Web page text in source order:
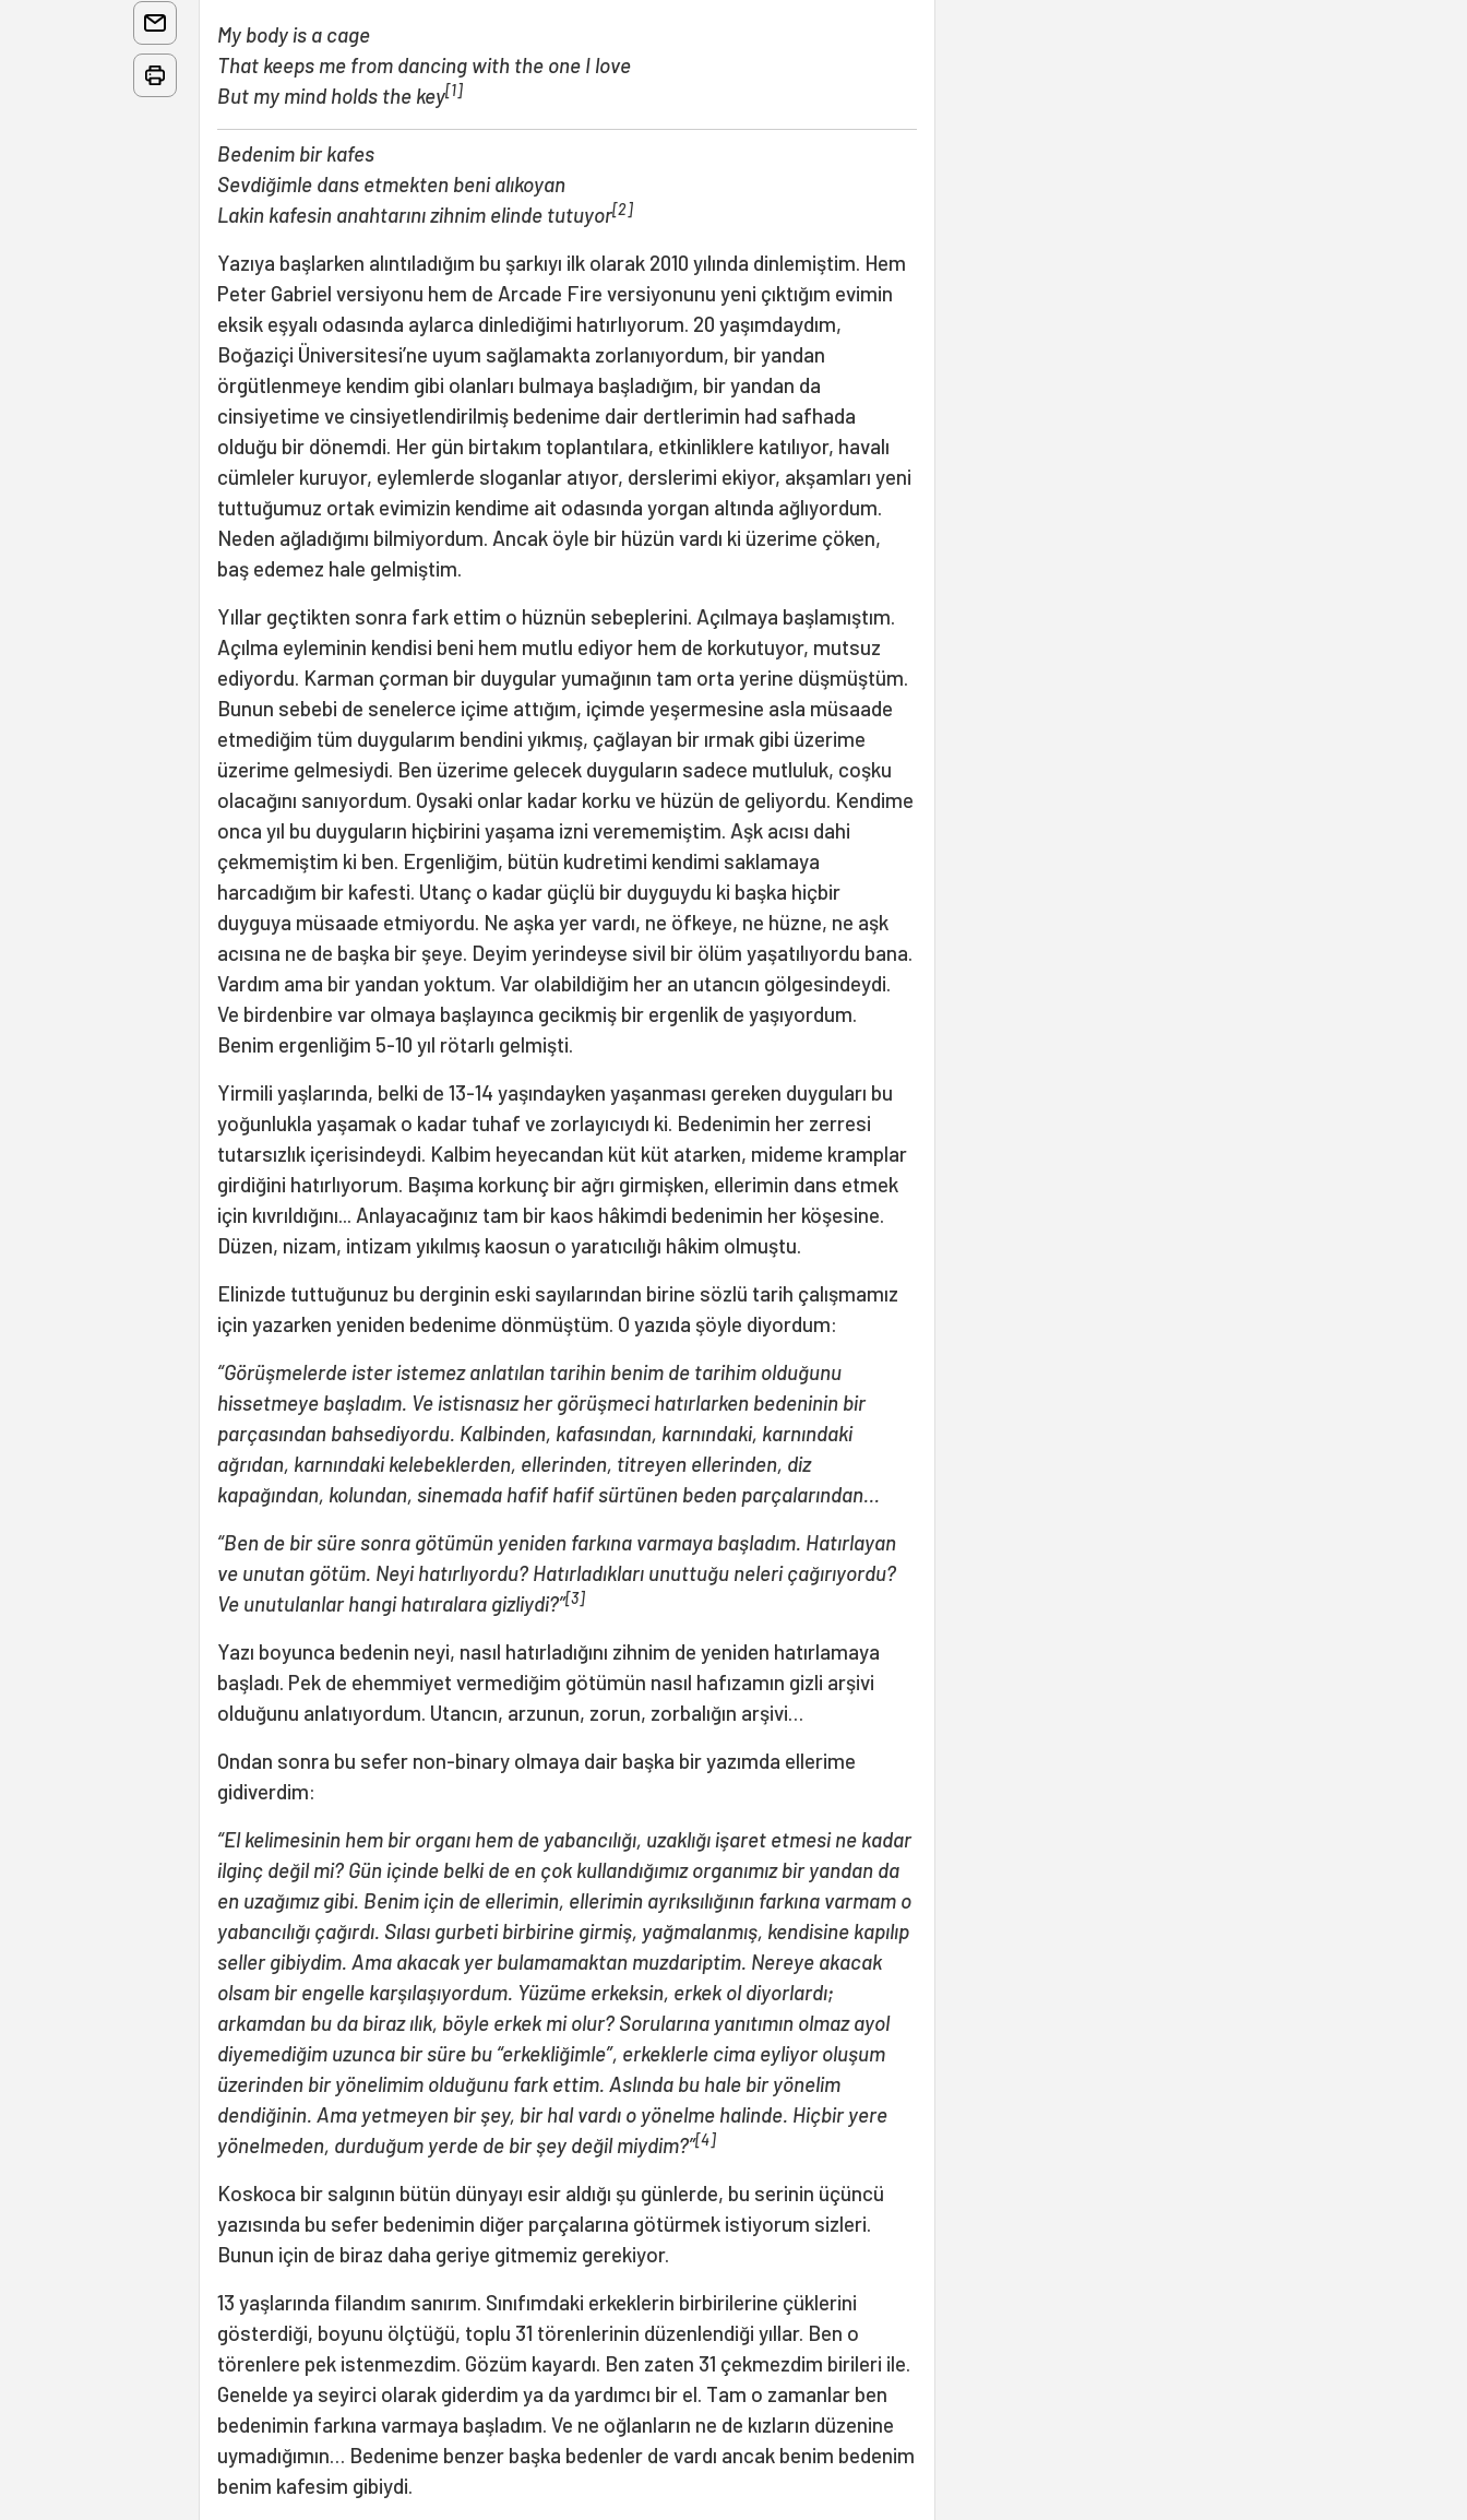
My body is a cage
That keeps me from dancing with the one I love
But my mind holds the key[1]
Bedenim bir kafes
Sevdiğimle dans etmekten beni alıkoyan
Lakin kafesin anahtarını zihnim elinde tutuyor[2]
Yazıya başlarken alıntıladığım bu şarkıyı ilk olarak 2010 yılında dinlemiştim. Hem
Peter Gabriel versiyonu hem de Arcade Fire versiyonunu yeni çıktığım evimin
eksik eşyalı odasında aylarca dinlediğimi hatırlıyorum. 20 yaşımdaydım,
Boğaziçi Üniversitesi’ne uyum sağlamakta zorlanıyordum, bir yandan
örgütlenmeye kendim gibi olanları bulmaya başladığım, bir yandan da
cinsiyetime ve cinsiyetlendirilmiş bedenime dair dertlerimin had safhada
olduğu bir dönemdi. Her gün birtakım toplantılara, etkinliklere katılıyor, havalı
cümleler kuruyor, eylemlerde sloganlar atıyor, derslerimi ekiyor, akşamları yeni
tuttuğumuz ortak evimizin kendime ait odasında yorgan altında ağlıyordum.
Neden ağladığımı bilmiyordum. Ancak öyle bir hüzün vardı ki üzerime çöken,
baş edemez hale gelmiştim.
Yıllar geçtikten sonra fark ettim o hüznün sebeplerini. Açılmaya başlamıştım.
Açılma eyleminin kendisi beni hem mutlu ediyor hem de korkutuyor, mutsuz
ediyordu. Karman çorman bir duygular yumağının tam orta yerine düşmüştüm.
Bunun sebebi de senelerce içime attığım, içimde yeşermesine asla müsaade
etmediğim tüm duygularım bendini yıkmış, çağlayan bir ırmak gibi üzerime
üzerime gelmesiydi. Ben üzerime gelecek duyguların sadece mutluluk, coşku
olacağını sanıyordum. Oysaki onlar kadar korku ve hüzün de geliyordu. Kendime
onca yıl bu duyguların hiçbirini yaşama izni verememiştim. Aşk acısı dahi
çekmemiştim ki ben. Ergenliğim, bütün kudretimi kendimi saklamaya
harcadığım bir kafesti. Utanç o kadar güçlü bir duyguydu ki başka hiçbir
duyguya müsaade etmiyordu. Ne aşka yer vardı, ne öfkeye, ne hüzne, ne aşk
acısına ne de başka bir şeye. Deyim yerindeyse sivil bir ölüm yaşatılıyordu bana.
Vardım ama bir yandan yoktum. Var olabildiğim her an utancın gölgesindeydi.
Ve birdenbire var olmaya başlayınca gecikmiş bir ergenlik de yaşıyordum.
Benim ergenliğim 5-10 yıl rötarlı gelmişti.
Yirmili yaşlarında, belki de 13-14 yaşındayken yaşanması gereken duyguları bu
yoğunlukla yaşamak o kadar tuhaf ve zorlayıcıydı ki. Bedenimin her zerresi
tutarsızlık içerisindeydi. Kalbim heyecandan küt küt atarken, mideme kramplar
girdiğini hatırlıyorum. Başıma korkunç bir ağrı girmişken, ellerimin dans etmek
için kıvrıldığını... Anlayacağınız tam bir kaos hâkimdi bedenimin her köşesine.
Düzen, nizam, intizam yıkılmış kaosun o yaratıcılığı hâkim olmuştu.
Elinizde tuttuğunuz bu derginin eski sayılarından birine sözlü tarih çalışmamız
için yazarken yeniden bedenime dönmüştüm. O yazıda şöyle diyordum:
“Görüşmelerde ister istemez anlatılan tarihin benim de tarihim olduğunu
hissetmeye başladım. Ve istisnasız her görüşmeci hatırlarken bedeninin bir
parçasından bahsediyordu. Kalbinden, kafasından, karnındaki, karnındaki
ağrıdan, karnındaki kelebeklerden, ellerinden, titreyen ellerinden, diz
kapağından, kolundan, sinemada hafif hafif sürtünen beden parçalarından…
“Ben de bir süre sonra götümün yeniden farkına varmaya başladım. Hatırlayan
ve unutan götüm. Neyi hatırlıyordu? Hatırladıkları unuttuğu neleri çağırıyordu?
Ve unutulanlar hangi hatıralara gizliydi?”[3]
Yazı boyunca bedenin neyi, nasıl hatırladığını zihnim de yeniden hatırlamaya
başladı. Pek de ehemmiyet vermediğim götümün nasıl hafızamın gizli arşivi
olduğunu anlatıyordum. Utancın, arzunun, zorun, zorbalığın arşivi…
Ondan sonra bu sefer non-binary olmaya dair başka bir yazımda ellerime
gidiverdim:
“El kelimesinin hem bir organı hem de yabancılığı, uzaklığı işaret etmesi ne kadar
ilginç değil mi? Gün içinde belki de en çok kullandığımız organımız bir yandan da
en uzağımız gibi. Benim için de ellerimin, ellerimin ayrıksılığının farkına varmam o
yabancılığı çağırdı. Sılası gurbeti birbirine girmiş, yağmalanmış, kendisine kapılıp
seller gibiydim. Ama akacak yer bulamamaktan muzdariptim. Nereye akacak
olsam bir engelle karşılaşıyordum. Yüzüme erkeksin, erkek ol diyorlardı;
arkamdan bu da biraz ılık, böyle erkek mi olur? Sorularına yanıtımın olmaz ayol
diyemediğim uzunca bir süre bu “erkekliğimle”, erkeklerle cima eyliyor oluşum
üzerinden bir yönelimim olduğunu fark ettim. Aslında bu hale bir yönelim
dendiğinin. Ama yetmeyen bir şey, bir hal vardı o yönelme halinde. Hiçbir yere
yönelmeden, durduğum yerde de bir şey değil miydim?”[4]
Koskoca bir salgının bütün dünyayı esir aldığı şu günlerde, bu serinin üçüncü
yazısında bu sefer bedenimin diğer parçalarına götürmek istiyorum sizleri.
Bunun için de biraz daha geriye gitmemiz gerekiyor.
13 yaşlarında filandım sanırım. Sınıfımdaki erkeklerin birbirilerine çüklerini
gösterdiği, boyunu ölçtüğü, toplu 31 törenlerinin düzenlendiği yıllar. Ben o
törenlere pek istenmezdim. Gözüm kayardı. Ben zaten 31 çekmezdim birileri ile.
Genelde ya seyirci olarak giderdim ya da yardımcı bir el. Tam o zamanlar ben
bedenimin farkına varmaya başladım. Ve ne oğlanların ne de kızların düzenine
uymadığımın… Bedenime benzer başka bedenler de vardı ancak benim bedenim
benim kafesim gibiydi.